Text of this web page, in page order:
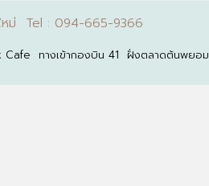
หม่ Tel : 094-665-9366
Cafe ทางเข้ากองบิน 41 ฝั่งตลาดต้นพยอม